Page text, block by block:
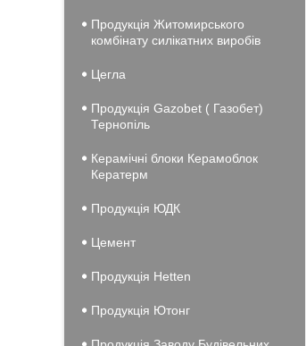
Продукція Житомирського
комбінату силікатних виробів
Цегла
Продукція Gazobet ( Газобет)
Тернопіль
Керамічні блоки Керамоблок
Кератерм
Продукція ЮДК
Цемент
Продукція Hеtten
Продукція Ютонг